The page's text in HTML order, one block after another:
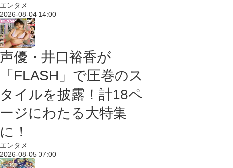
エンタメ
2026-08-04 14:00
声優・井口裕香が
「FLASH」で圧巻のス
タイルを披露！計18ペ
ージにわたる大特集
に！
エンタメ
2026-08-05 07:00